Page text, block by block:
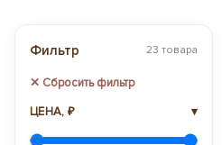
Фильтр 23 товара
✕ Сбросить фильтр
ЦЕНА, ₽
▾